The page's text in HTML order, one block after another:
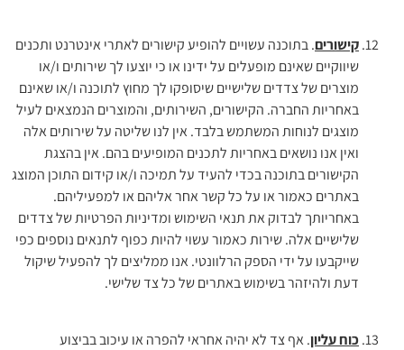
קישורים. בתוכנה עשויים להופיע קישורים לאתרי אינטרנט ותכנים
שיווקיים שאינם מופעלים על ידינו או כי יוצעו לך שירותים ו/או
מוצרים של צדדים שלישיים שיסופקו לך מחוץ לתוכנה ו/או שאינם
באחריות החברה. הקישורים, השירותים, והמוצרים הנמצאים לעיל
מוצגים לנוחות המשתמש בלבד. אין לנו שליטה על שירותים אלה
ואין אנו נושאים באחריות לתכנים המופיעים בהם. אין בהצגת
הקישורים בתוכנה בכדי להעיד על תמיכה ו/או קידום התוכן המוצג
באתרים כאמור או על כל קשר אחר אליהם או למפעיליהם.
באחריותך לבדוק את תנאי השימוש ומדיניות הפרטיות של צדדים
שלישיים אלה. שירות כאמור עשוי להיות כפוף לתנאים נוספים כפי
שייקבעו על ידי הספק הרלוונטי. אנו ממליצים לך להפעיל שיקול
דעת ולהיזהר בשימוש באתרים של כל צד שלישי.
כוח עליון. אף צד לא יהיה אחראי להפרה או עיכוב בביצוע